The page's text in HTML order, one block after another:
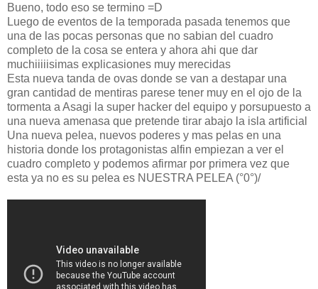
Bueno, todo eso se termino =D
Luego de eventos de la temporada pasada tenemos que
una de las pocas personas que no sabian del cuadro
completo de la cosa se entera y ahora ahi que dar
muchiiiiisimas explicasiones muy merecidas
Esta nueva tanda de ovas donde se van a destapar una
gran cantidad de mentiras parese tener muy en el ojo de la
tormenta a Asagi la super hacker del equipo y porsupuesto a
una nueva amenasa que pretende tirar abajo la isla artificial
Una nueva pelea, nuevos poderes y mas pelas en una
historia donde los protagonistas alfin empiezan a ver el
cuadro completo y podemos afirmar por primera vez que
esta ya no es su pelea es NUESTRA PELEA (°0°)/